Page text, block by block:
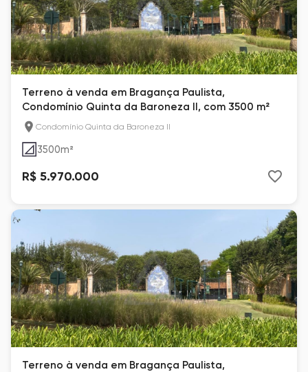
Terreno à venda em Bragança Paulista,
Condomínio Quinta da Baroneza II, com 3500 m²
Condomínio Quinta da Baroneza II
3500m²
R$ 5.970.000
Terreno à venda em Bragança Paulista,